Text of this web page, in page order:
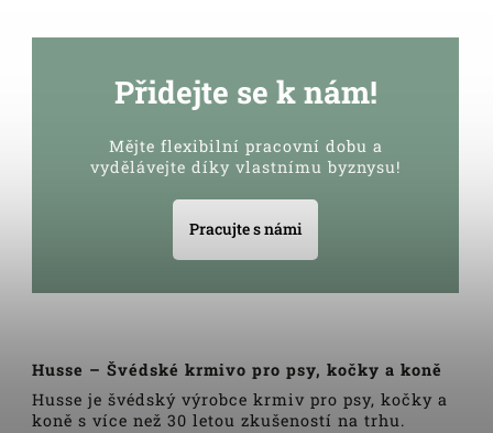
Přidejte se k nám!
Mějte flexibilní pracovní dobu a
vydělávejte díky vlastnímu byznysu!
Pracujte s námi
Husse – Švédské krmivo pro psy, kočky a koně
Husse je švédský výrobce krmiv pro psy, kočky a
koně s více než 30 letou zkušeností na trhu.